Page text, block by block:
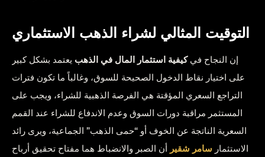
التوقيت المثالي لشراء الذهب الاستثماري
إن النجاح فيكيفية استثمار المال في الذهب يعتمد بشكل كبير
على اختيار نقاط الدخول الصحيحة للسوق، وغالباً ما تكون فترات
التراجع السعري المؤقتة هي الفرصة الذهبية للشراء، ويجب على
المستثمر مراقبة دورات السوق وعدم الاندفاع للشراء عند القمم
السعرية الناتجة عن الخوف أو “حمى الذهب” الجماعية، ويرى رائد
الاستثمار سامر شقير أن الصبر والانضباط هما مفتاح تحقيق أرباح